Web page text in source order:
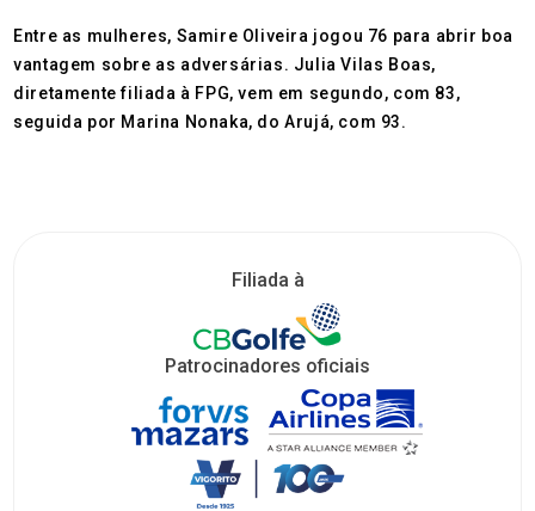
Entre as mulheres, Samire Oliveira jogou 76 para abrir boa
vantagem sobre as adversárias. Julia Vilas Boas,
diretamente filiada à FPG, vem em segundo, com 83,
seguida por Marina Nonaka, do Arujá, com 93.
Filiada à
Patrocinadores oficiais